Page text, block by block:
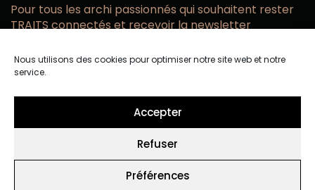
Nous utilisons des cookies pour optimiser notre site web et notre
service.
Accepter
Refuser
Préférences
Pour tous les archi passionnés qui souhaitent rester
TRAITS connectés et recevoir la newsletter
email
confidentialité.